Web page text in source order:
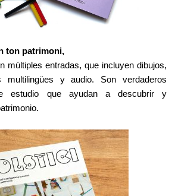
ton patrimoni,
múltiples entradas, que incluyen dibujos,
multilingües y audio. Son verdaderos
estudio que ayudan a descubrir y